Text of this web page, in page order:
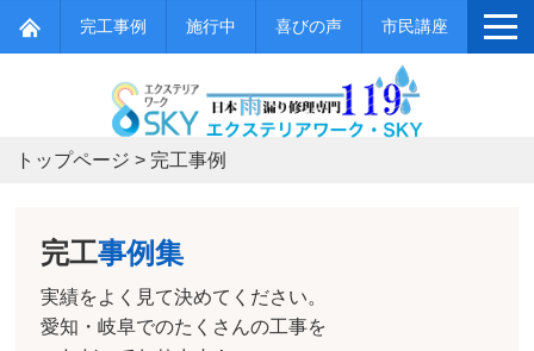
完工事例 施行中 喜びの声 市民講座
トップページ > 完工事例
完工事例集
実績をよく見て決めてください。
愛知・岐阜でのたくさんの工事を